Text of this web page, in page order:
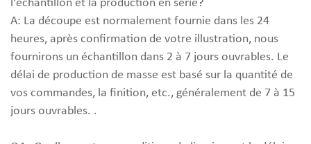
A: La découpe est normalement fournie dans les 24
heures, après confirmation de votre illustration, nous
fournirons un échantillon dans 2 à 7 jours ouvrables. Le
délai de production de masse est basé sur la quantité de
vos commandes, la finition, etc., généralement de 7 à 15
jours ouvrables. .